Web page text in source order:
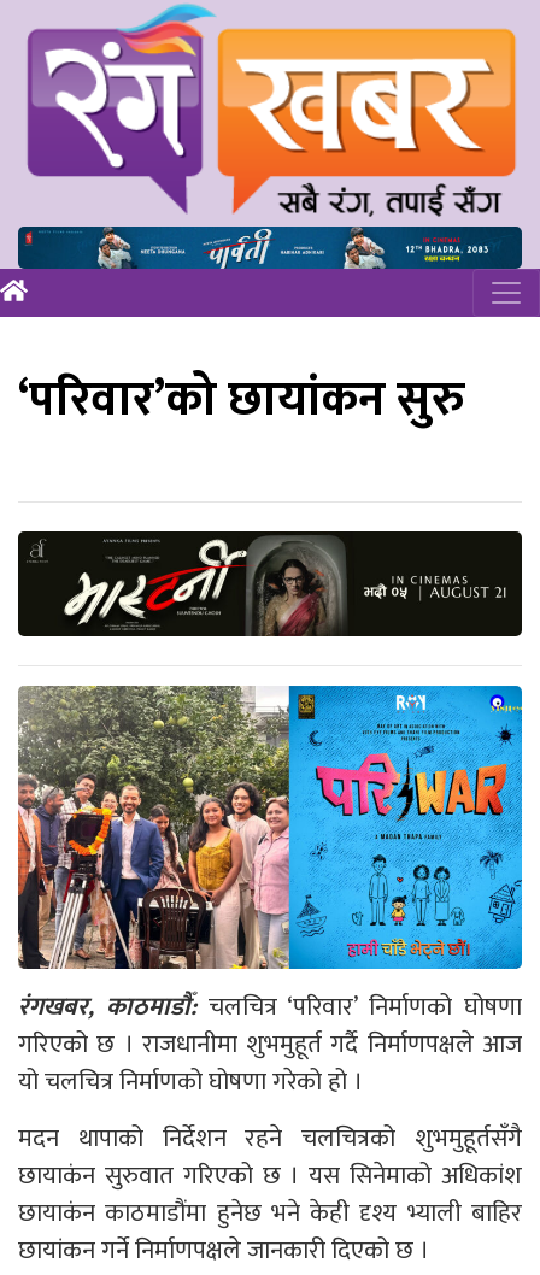
‘परिवार’को छायांकन सुरु
रंगखबर, काठमाडौँ:चलचित्र ‘परिवार’ निर्माणको घोषणा
गरिएको छ । राजधानीमा शुभमुहूर्त गर्दै निर्माणपक्षले आज
यो चलचित्र निर्माणको घोषणा गरेको हो ।
मदन थापाको निर्देशन रहने चलचित्रको शुभमुहूर्तसँगै
छायाकंन सुरुवात गरिएको छ । यस सिनेमाको अधिकांश
छायाकंन काठमाडौंमा हुनेछ भने केही दृश्य भ्याली बाहिर
छायांकन गर्ने निर्माणपक्षले जानकारी दिएको छ ।